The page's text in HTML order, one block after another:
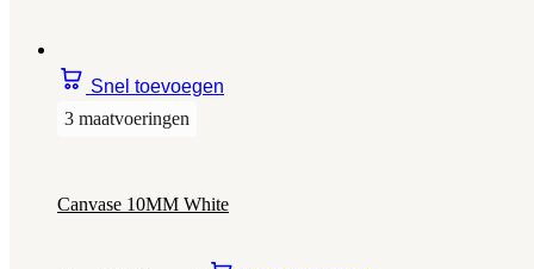
Snel toevoegen
3 maatvoeringen
Canvase 10MM White